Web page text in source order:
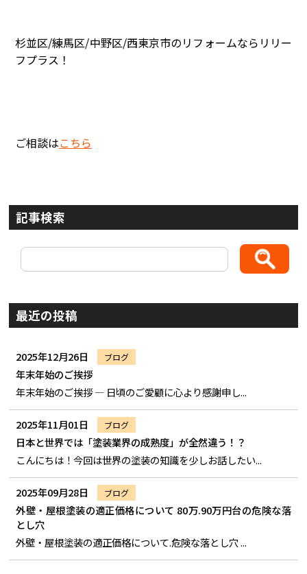
杉並区/練馬区/中野区/西東京市のリフォームならリリー
フプラス！
ご相談はこちら
記事検索
最近の投稿
2025年12月26日 ブログ
年末年始のご挨拶
年末年始のご挨拶 ― 日頃のご愛顧に心より感謝申し...
2025年11月01日 ブログ
日本と世界では「塗装業界の成熟度」が全然違う！？
こんにちは！今回は世界の塗装の知識を少しお話したい...
2025年09月28日 ブログ
外壁・屋根塗装の適正価格について 80万.90万円台の危険な落
とし穴
外壁・屋根塗装の適正価格について.危険な落とし穴 ...